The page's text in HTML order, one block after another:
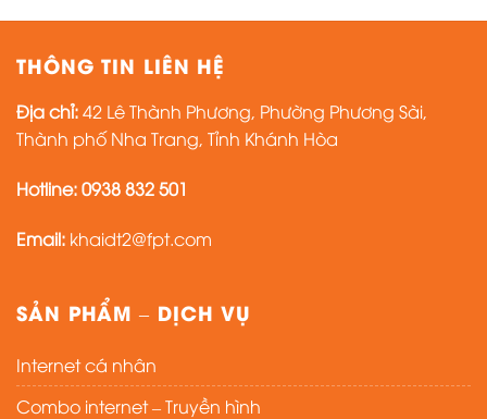
THÔNG TIN LIÊN HỆ
Địa chỉ:42 Lê Thành Phương, Phường Phương Sài,
Thành phố Nha Trang, Tỉnh Khánh Hòa
Hotline:0938 832 501
Email: khaidt2@fpt.com
SẢN PHẨM – DỊCH VỤ
Internet cá nhân
Combo internet – Truyền hình